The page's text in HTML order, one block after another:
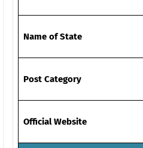
Name of State
Post Category
Official Website